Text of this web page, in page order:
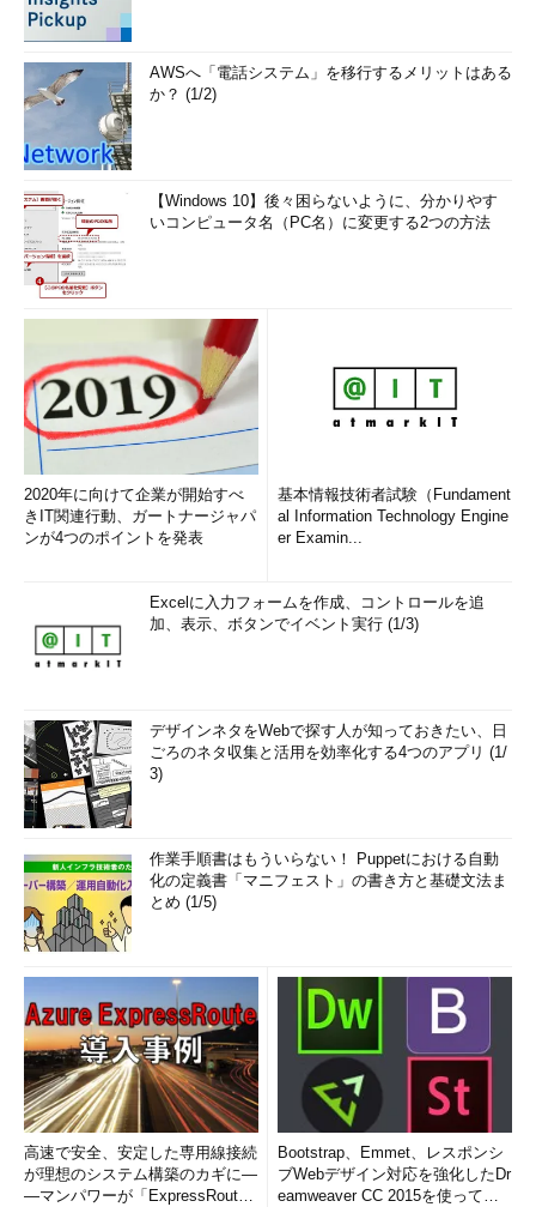
AWSへ「電話システム」を移行するメリットはある
か？ (1/2)
【Windows 10】後々困らないように、分かりやす
いコンピュータ名（PC名）に変更する2つの方法
2020年に向けて企業が開始すべ
きIT関連行動、ガートナージャパ
ンが4つのポイントを発表
基本情報技術者試験（Fundament
al Information Technology Engine
er Examin...
Excelに入力フォームを作成、コントロールを追
加、表示、ボタンでイベント実行 (1/3)
デザインネタをWebで探す人が知っておきたい、日
ごろのネタ収集と活用を効率化する4つのアプリ (1/
3)
作業手順書はもういらない！ Puppetにおける自動
化の定義書「マニフェスト」の書き方と基礎文法ま
とめ (1/5)
高速で安全、安定した専用線接続
が理想のシステム構築のカギに―
―マンパワーが「ExpressRout
Bootstrap、Emmet、レスポンシ
ブWebデザイン対応を強化したDr
eamweaver CC 2015を使って